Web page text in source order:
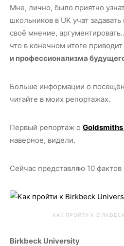
Мне, лично, было приятно
школьников в UK учат
своё мнение,
что в конечном итоге приводит
и профессионализма
Больше информации о
читайте в моих репортажах.
Первый репортаж о
наверное, видели.
Сейчас представляю 10 фактов
КАК ПРОЙТИ К
Birkbeck University